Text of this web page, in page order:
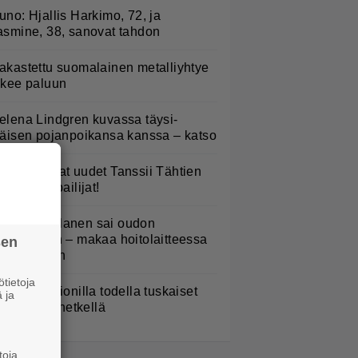
Hjallis Harkimo, 72, ja
38, sanovat tahdon
suomalainen metalliyhtye
paluun
Lindgren kuvassa täysi-
pojanpoikansa kanssa – katso
He ovat uudet Tanssii Tähtien
-kilpailijat!
Kaulanen sai oudon
– makaa hoitolaitteessa
Marionilla todella tuskaiset
tällä hetkellä
ja